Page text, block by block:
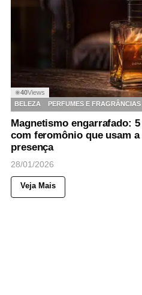
◉40Views
BELEZA
PERFUMES E FRAGRÂNCIAS
Magnetismo engarrafado:
com feromônio que usam
presença
28/01/2026
Veja Mais